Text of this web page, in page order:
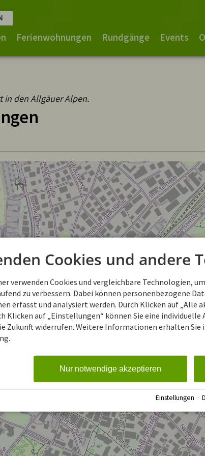
Ferienwohnungen Rundgänge Events
in den Allgäuer Alpen.
Cookies und andere
verwenden Cookies und vergleichbare Technologien,
zu verbessern. Dabei können personenbezogene
erfasst und analysiert werden. Durch Klicken auf „Alle
Klicken auf „Einstellungen“ können Sie eine
Zukunft widerrufen. Weitere Informationen erhalten Sie
Nur notwendige akzeptieren
Einstellungen ·